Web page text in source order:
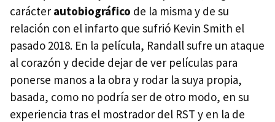
carácter autobiográfico de la misma y de su
relación con el infarto que sufrió Kevin Smith el
pasado 2018. En la película, Randall sufre un ataque
al corazón y decide dejar de ver películas para
ponerse manos a la obra y rodar la suya propia,
basada, como no podría ser de otro modo, en su
experiencia tras el mostrador del RST y en la de